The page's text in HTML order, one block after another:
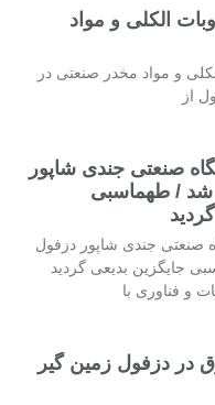
الکلی و مواد
و مواد مخدر صنعتی در
از
صنعتی جندی شاپور
/ طهماسبی
جندی شاپور دزفول
جایگزین بدیعی گردید
و فناوری با
در دزفول زمین گیر